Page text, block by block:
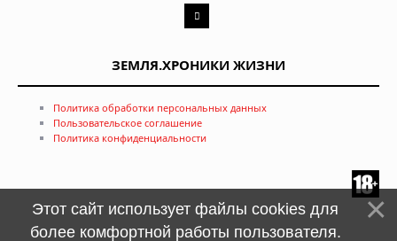
ЗЕМЛЯ.ХРОНИКИ ЖИЗНИ
Политика обработки персональных данных
Пользовательское соглашение
Политика конфиденциальности
Этот сайт использует файлы cookies для
более комфортной работы пользователя.